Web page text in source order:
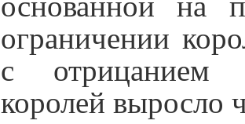
ограничении
с отрицанием
королей выросло